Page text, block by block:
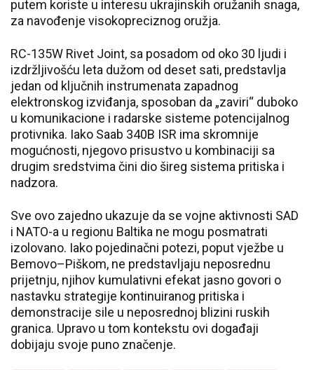
putem koriste u interesu ukrajinskih oružanih snaga,
za navođenje visokopreciznog oružja.
RC-135W Rivet Joint, sa posadom od oko 30 ljudi i
izdržljivošću leta dužom od deset sati, predstavlja
jedan od ključnih instrumenata zapadnog
elektronskog izviđanja, sposoban da „zaviri“ duboko
u komunikacione i radarske sisteme potencijalnog
protivnika. Iako Saab 340B ISR ima skromnije
mogućnosti, njegovo prisustvo u kombinaciji sa
drugim sredstvima čini dio šireg sistema pritiska i
nadzora.
Sve ovo zajedno ukazuje da se vojne aktivnosti SAD
i NATO-a u regionu Baltika ne mogu posmatrati
izolovano. Iako pojedinačni potezi, poput vježbe u
Bemovo–Piškom, ne predstavljaju neposrednu
prijetnju, njihov kumulativni efekat jasno govori o
nastavku strategije kontinuiranog pritiska i
demonstracije sile u neposrednoj blizini ruskih
granica. Upravo u tom kontekstu ovi događaji
dobijaju svoje puno značenje.